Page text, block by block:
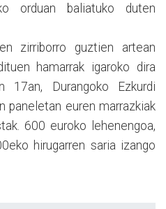
orduan baliatuko duten
zirriborro guztien artean
hamarrak igaroko dira
17an, Durangoko Ezkurdi
paneletan euren marrazkiak
600 euroko lehenengoa,
hirugarren saria izango